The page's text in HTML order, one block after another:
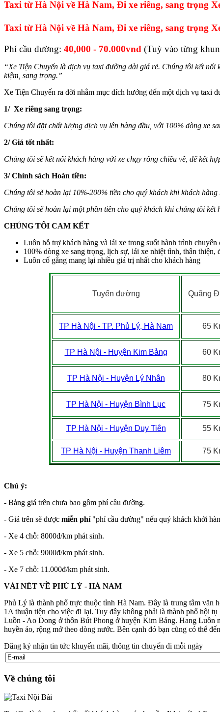
Taxi từ Hà Nội về Hà Nam, Đi xe riêng, sang trọng
Taxi từ Hà Nội về Hà Nam, Đi xe riêng, sang trọng
Phí cầu đường: 40,000 - 70.000vnđ (Tuỳ vào từng
“Xe Tiện Chuyến là dịch vụ taxi đường dài giá rẻ. Chúng tôi kết
kiệm, sang trọng.”
Xe Tiện Chuyến ra đời nhằm mục đích hướng đến một dịch vụ taxi
1/ Xe riêng sang trọng:
Chúng tôi đặt chất lượng dịch vụ lên hàng đầu, với 100% dòng xe
2/ Giá tốt nhất:
Chúng tôi sẽ kết nối khách hàng với xe chạy rỗng chiều về, để kết
3/ Chính sách Hoàn tiền:
Chúng tôi sẽ hoàn lại 10%-200% tiền cho quý khách khi khách
Chúng tôi sẽ hoàn lại một phần tiền cho quý khách khi chúng tôi kết
CHÚNG TÔI CAM KẾT
Luôn hỗ trợ khách hàng và lái xe trong suốt hành trình chuyến
100% dòng xe sang trọng, lịch sự, lái xe nhiệt tình, thân thiện,
Luôn cố gắng mang lại nhiều giá trị nhất cho khách hàng
Tuyến đường Quãng
TP Hà Nội - TP. Phủ Lý, Hà Nam 65
TP Hà Nội - Huyện Kim Bảng 60
TP Hà Nội - Huyện Lý Nhân 80
TP Hà Nội - Huyện Bình Lục 75
TP Hà Nội - Huyện Duy Tiên 55
TP Hà Nội - Huyện Thanh Liêm 75
Chú ý:
- Bảng giá trên chưa bao gồm phí cầu đường.
- Giá trên sẽ được miễn phí"phí cầu đường" nếu quý khách khởi
- Xe 4 chỗ: 8000đ/km phát sinh.
- Xe 5 chỗ: 9000đ/km phát sinh.
- Xe 7 chỗ: 11.000đ/km phát sinh.
VÀI NÉT VỀ PHỦ LÝ - HÀ NAM
Phủ Lý là thành phố trực thuộc tỉnh Hà Nam. Đây là trung tâm văn
1A thuận tiện cho việc đi lại. Tuy đây không phải là thành phố hội
Luồn - Ao Dong ở thôn Bút Phong ở huyện Kim Bảng. Hang Luồn
huyền ảo, rộng mở theo dòng nước. Bên cạnh đó bạn cũng có thể
Đăng ký nhận tin tức khuyến mãi, thông tin chuyến đi mỗi ngày
Về chúng tôi